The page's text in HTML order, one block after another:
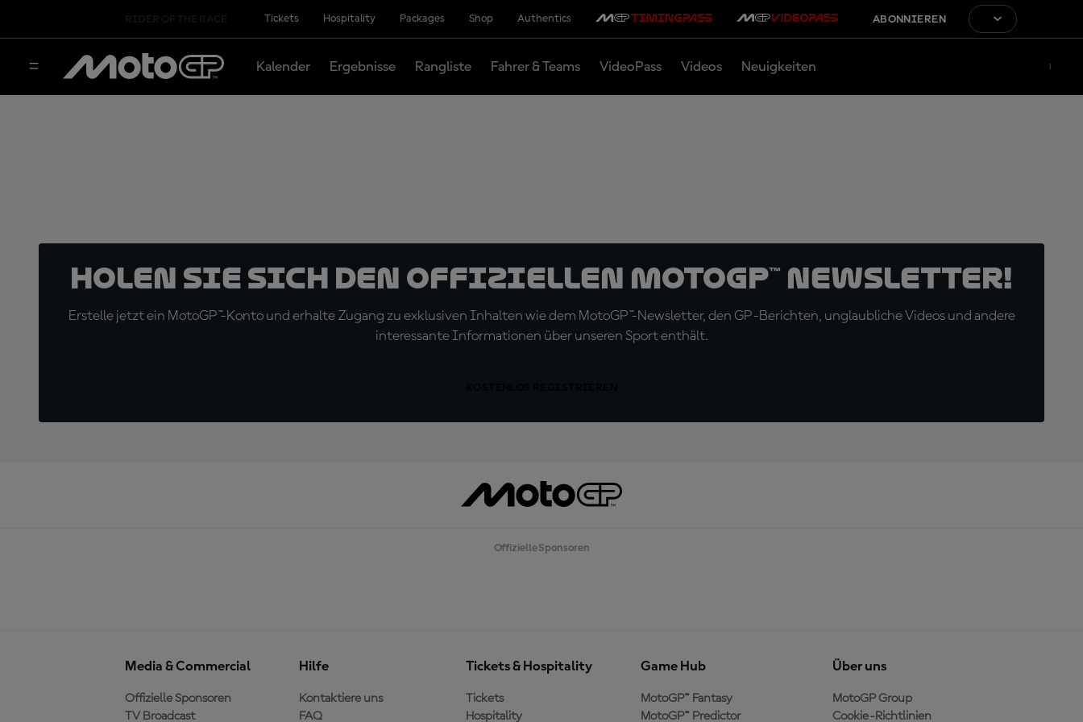
Tickets Hospitality Packages Shop Authentics ABONNIEREN
Kalender Ergebnisse Rangliste Fahrer & Teams VideoPass Videos Neuigkeiten
Holen Sie sich den offiziellen MotoGP™ Newsletter!
Erstelle jetzt ein MotoGP™-Konto und erhalte Zugang zu exklusiven Inhalten wie dem MotoGP™-Newsletter, den GP-Berichten, unglaubliche Videos und andere
interessante Informationen über unseren Sport enthält.
Offizielle Sponsoren
Media & Commercial
Offizielle Sponsoren
TV Broadcast
Hilfe
Kontaktiere uns
FAQ
Tickets & Hospitality
Tickets
Hospitality
Game Hub
MotoGP™ Fantasy
MotoGP™ Predictor
Über uns
MotoGP Group
Cookie-Richtlinien